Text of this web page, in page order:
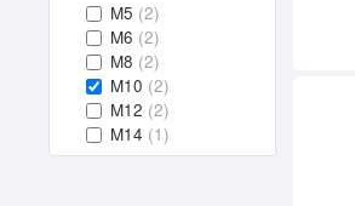
M5 (2)
M6 (2)
M8 (2)
M10 (2)
M12 (2)
M14 (1)